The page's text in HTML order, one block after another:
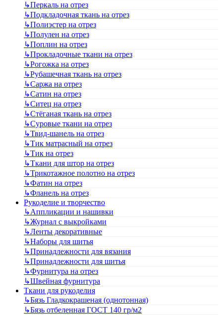
↳Перкаль на отрез
↳Подкладочная ткань на отрез
↳Полиэстер на отрез
↳Полулен на отрез
↳Поплин на отрез
↳Прокладочные ткани на отрез
↳Рогожка на отрез
↳Рубашечная ткань на отрез
↳Саржа на отрез
↳Сатин на отрез
↳Ситец на отрез
↳Стёганая ткань на отрез
↳Суровые ткани на отрез
↳Твид-шанель на отрез
↳Тик матрасный на отрез
↳Тик на отрез
↳Ткани для штор на отрез
↳Трикотажное полотно на отрез
↳Фатин на отрез
↳Фланель на отрез
Рукоделие и творчество
↳Аппликации и нашивки
↳Журнал с выкройками
↳Ленты декоративные
↳Наборы для шитья
↳Принадлежности для вязания
↳Принадлежности для шитья
↳Фурнитура на отрез
↳Швейная фурнитура
Ткани для рукоделия
↳Бязь Гладкокрашеная (однотонная)
↳Бязь отбеленная ГОСТ 140 гр/м2